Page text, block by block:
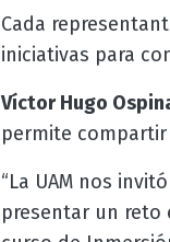
Cada
iniciativas para
Víctor Hugo
permite
“La UAM nos
presentar un reto